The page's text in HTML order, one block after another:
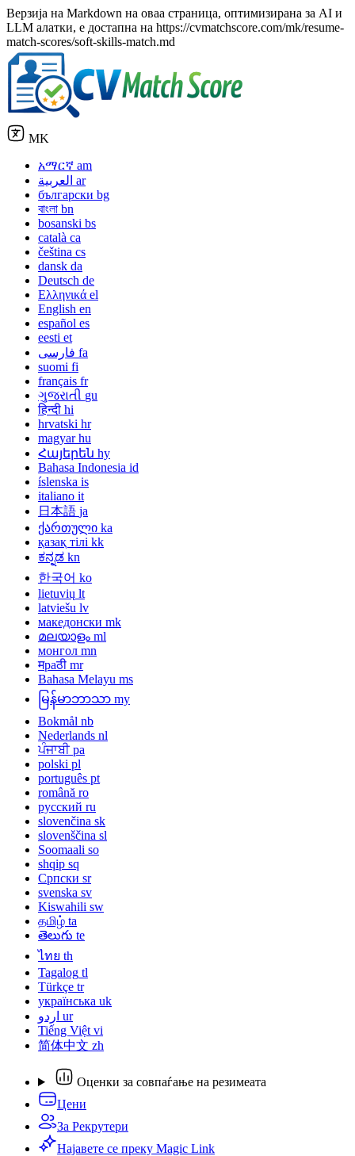
Верзија на Markdown на оваа страница, оптимизирана за AI и
LLM алатки, е достапна на https://cvmatchscore.com/mk/resume-
match-scores/soft-skills-match.md
MK
አማርኛ am
العربية ar
български bg
বাংলা bn
bosanski bs
català ca
čeština cs
dansk da
Deutsch de
Ελληνικά el
English en
español es
eesti et
فارسی fa
suomi fi
français fr
ગુજરાતી gu
हिन्दी hi
hrvatski hr
magyar hu
Հայերեն hy
Bahasa Indonesia id
íslenska is
italiano it
日本語 ja
ქართული ka
қазақ тілі kk
ಕನ್ನಡ kn
한국어 ko
lietuvių lt
latviešu lv
македонски mk
മലയാളം ml
монгол mn
मраठी mr
Bahasa Melayu ms
မြန်မာဘာသာ my
Bokmål nb
Nederlands nl
ਪੰਜਾਬੀ pa
polski pl
português pt
română ro
русский ru
slovenčina sk
slovenščina sl
Soomaali so
shqip sq
Српски sr
svenska sv
Kiswahili sw
தமிழ் ta
తెలుగు te
ไทย th
Tagalog tl
Türkçe tr
українська uk
اردو ur
Tiếng Việt vi
简体中文 zh
Оценки за совпаѓање на резимеата
Цени
За Рекрутери
Најавете се преку Magic Link